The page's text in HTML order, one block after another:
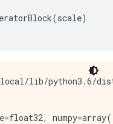
local/lib/python3.6/